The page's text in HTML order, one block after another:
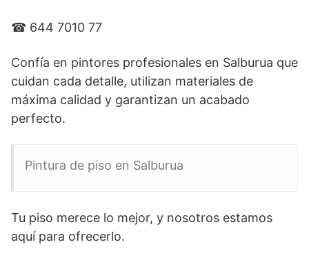
☎ 644 7010 77
Confía en pintores profesionales en Salburua que
cuidan cada detalle, utilizan materiales de
máxima calidad y garantizan un acabado
perfecto.
Pintura de piso en Salburua
Tu piso merece lo mejor, y nosotros estamos
aquí para ofrecerlo.